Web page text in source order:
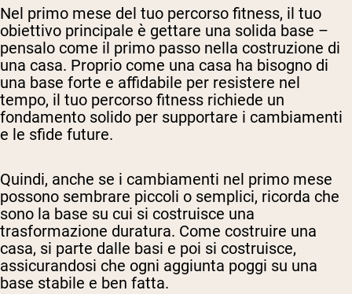
Nel primo mese del tuo percorso fitness, il tuo
obiettivo principale è gettare una solida base –
pensalo come il primo passo nella costruzione di
una casa. Proprio come una casa ha bisogno di
una base forte e affidabile per resistere nel
tempo, il tuo percorso fitness richiede un
fondamento solido per supportare i cambiamenti
e le sfide future.
Quindi, anche se i cambiamenti nel primo mese
possono sembrare piccoli o semplici, ricorda che
sono la base su cui si costruisce una
trasformazione duratura. Come costruire una
casa, si parte dalle basi e poi si costruisce,
assicurandosi che ogni aggiunta poggi su una
base stabile e ben fatta.